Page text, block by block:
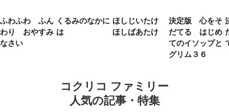
ふわふわ ふん
わり おやすみ
なさい
くるみのなかに
は
ほしじいたけ
ほしばあたけ
決定版 心をそ
だてる はじめ
てのイソップと
グリム３６
コクリコ ファミリー
人気の記事・特集